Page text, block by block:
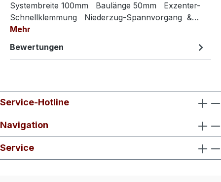
Systembreite 100mm Baulänge 50mm Exzenter-
Schnellklemmung Niederzug-Spannvorgang &…
Mehr
Bewertungen
Service-Hotline
Navigation
Service